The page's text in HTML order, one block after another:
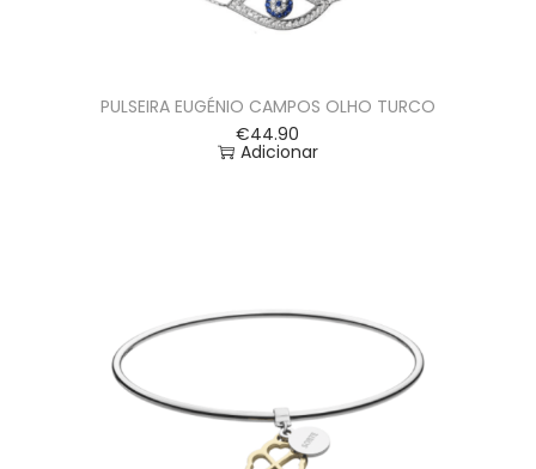
PULSEIRA EUGÉNIO CAMPOS OLHO TURCO
€44.90
Adicionar